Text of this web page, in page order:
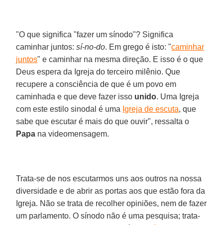
"O que significa "fazer um sínodo"? Significa
caminhar juntos:sí-no-do. Em grego é isto: "caminhar
juntos" e caminhar na mesma direção. E isso é o que
Deus espera da Igreja do terceiro milênio. Que
recupere a consciência de que é um povo em
caminhada e que deve fazer isso unido. Uma Igreja
com este estilo sinodal é uma Igreja de escuta, que
sabe que escutar é mais do que ouvir", ressalta o
Papa na videomensagem.
Trata-se de nos escutarmos uns aos outros na nossa
diversidade e de abrir as portas aos que estão fora da
Igreja. Não se trata de recolher opiniões, nem de fazer
um parlamento. O sínodo não é uma pesquisa; trata-